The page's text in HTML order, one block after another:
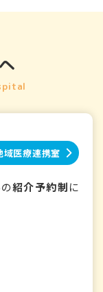
域医療連携室
紹介予約制に